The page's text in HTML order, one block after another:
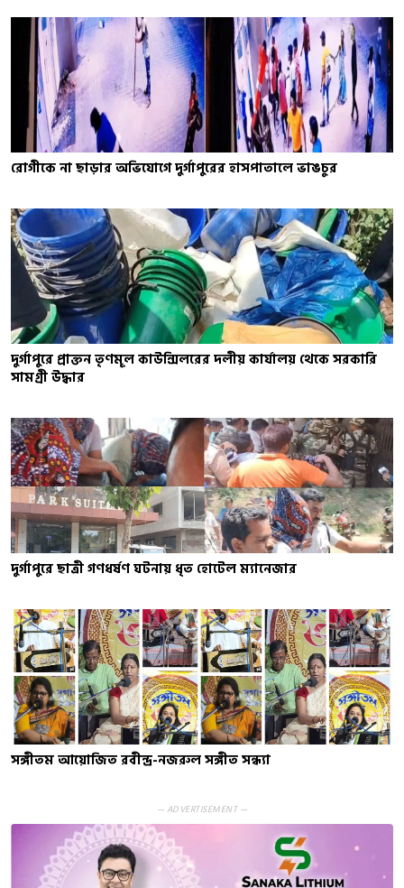
রোগীকে না ছাড়ার অভিযোগে দুর্গাপুরের হাসপাতালে ভাঙচুর
দুর্গাপুরে প্রাক্তন তৃণমূল কাউন্সিলরের দলীয় কার্যালয় থেকে সরকারি
সামগ্রী উদ্ধার
দুর্গাপুরে ছাত্রী গণধর্ষণ ঘটনায় ধৃত হোটেল ম্যানেজার
সঙ্গীতম আয়োজিত রবীন্দ্র-নজরুল সঙ্গীত সন্ধ্যা
— ADVERTISEMENT —